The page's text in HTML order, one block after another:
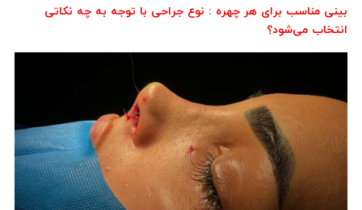
بینی مناسب برای هر چهره : نوع جراحی با توجه به چه نکاتی
انتخاب می‌شود؟